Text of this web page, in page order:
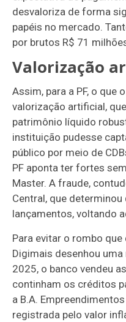
desvaloriza de forma
papéis no mercado.
por brutos R$ 71
Valorização
Assim, para a PF, o que
valorização artificial,
patrimônio líquido
instituição pudesse
público por meio de
PF aponta ter fortes
Master.A fraude,
Central, que
lançamentos, voltando
Para evitar o rombo
Digimais desenhou
2025, o banco vendeu
continham os créditos
a B.A.
registrada pelo valor